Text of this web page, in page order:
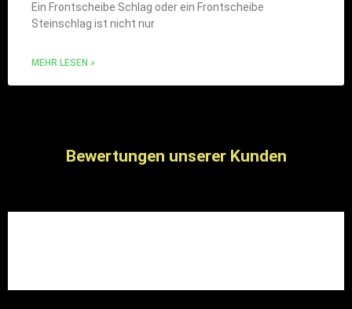
Ein Frontscheibe Schlag oder ein Frontscheibe
Steinschlag ist nicht nur
MEHR LESEN »
Bewertungen unserer Kunden